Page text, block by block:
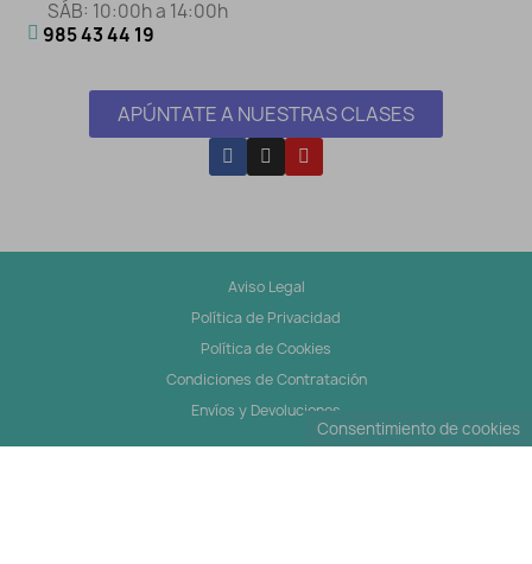
SÁB: 10:00h a 14:00h
985 43 44 19
APÚNTATE A NUESTRAS CLASES
Aviso Legal
Política de Privacidad
Política de Cookies
Condiciones de Contratación
Envíos y Devoluciones
Consentimiento de cookies